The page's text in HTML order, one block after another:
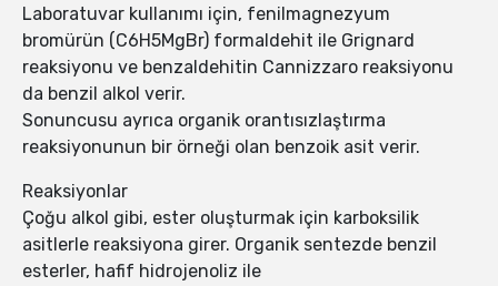
Laboratuvar kullanımı için, fenilmagnezyum
bromürün (C6H5MgBr) formaldehit ile Grignard
reaksiyonu ve benzaldehitin Cannizzaro reaksiyonu
da benzil alkol verir.
Sonuncusu ayrıca organik orantısızlaştırma
reaksiyonunun bir örneği olan benzoik asit verir.
Reaksiyonlar
Çoğu alkol gibi, ester oluşturmak için karboksilik
asitlerle reaksiyona girer. Organik sentezde benzil
esterler, hafif hidrojenoliz ile